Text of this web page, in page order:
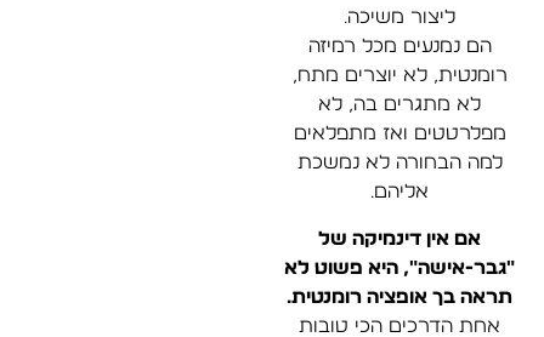
ליצור משיכה.
הם נמנעים מכל רמיזה
רומנטית, לא יוצרים מתח,
לא מתגרים בה, לא
מפלרטטים ואז מתפלאים
למה הבחורה לא נמשכת
אליהם.
אם אין דינמיקה של
"גבר-אישה", היא פשוט לא
תראה בך אופציה רומנטית.
אחת הדרכים הכי טובות